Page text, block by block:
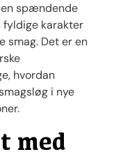
spændende
fyldige karakter
smag. Det er en
hvordan
i nye
med